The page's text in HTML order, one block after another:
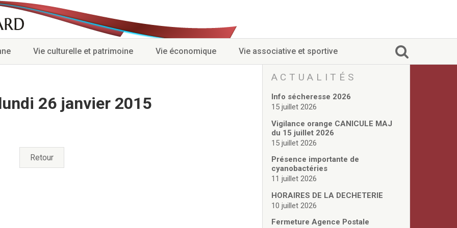
Vie culturelle et patrimoine Vie économique Vie associative et sportive
26 janvier 2015
Retour
ACTUALITÉS
Info sécheresse 2026
15 juillet 2026
Vigilance orange CANICULE MAJ
du 15 juillet 2026
15 juillet 2026
Présence importante de
cyanobactéries
11 juillet 2026
HORAIRES DE LA DECHETERIE
10 juillet 2026
Fermeture Agence Postale